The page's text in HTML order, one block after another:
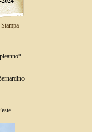
Stampa